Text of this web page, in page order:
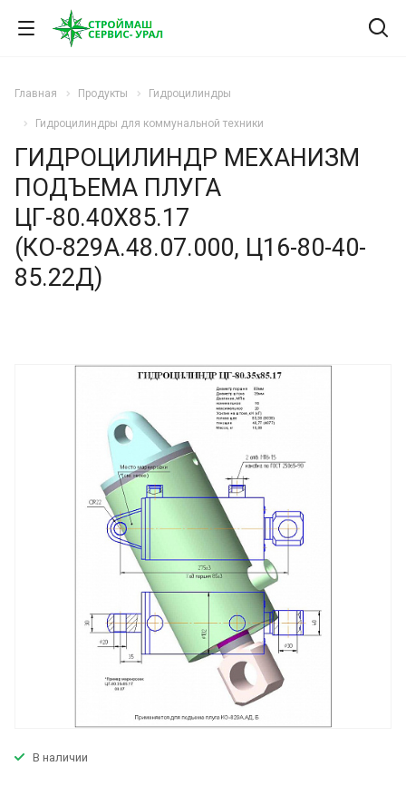
Главная Продукты Гидроцилиндры
Гидроцилиндры для коммунальной техники
ГИДРОЦИЛИНДР МЕХАНИЗМ
ПОДЪЕМА ПЛУГА
ЦГ-80.40Х85.17
(КО-829А.48.07.000, Ц16-80-40-
85.22Д)
В наличии